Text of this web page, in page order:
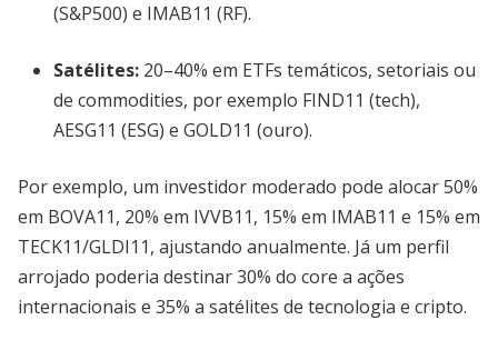
(S&P500) e IMAB11 (RF).
Satélites: 20–40% em ETFs temáticos, setoriais ou
de commodities, por exemplo FIND11 (tech),
AESG11 (ESG) e GOLD11 (ouro).
Por exemplo, um investidor moderado pode alocar 50%
em BOVA11, 20% em IVVB11, 15% em IMAB11 e 15% em
TECK11/GLDI11, ajustando anualmente. Já um perfil
arrojado poderia destinar 30% do core a ações
internacionais e 35% a satélites de tecnologia e cripto.